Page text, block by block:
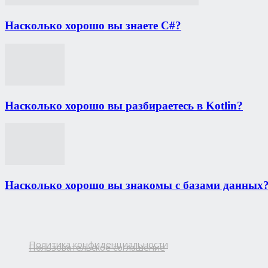
Насколько хорошо вы знаете С#?
Насколько хорошо вы разбираетесь в Kotlin?
Насколько хорошо вы знакомы с базами
Политика конфиденциальности
Пользовательское соглашение